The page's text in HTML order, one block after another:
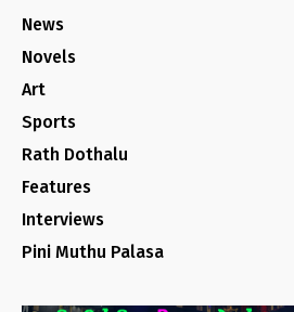
News
Novels
Art
Sports
Rath Dothalu
Features
Interviews
Pini Muthu Palasa